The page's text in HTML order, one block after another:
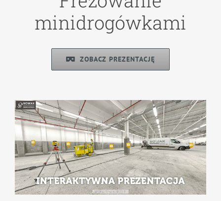
minidrogówkami
ZOBACZ PREZENTACJĘ